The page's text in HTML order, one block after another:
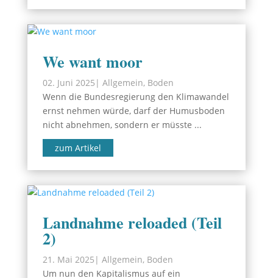
We want moor
02. Juni 2025 | Allgemein, Boden
Wenn die Bundesregierung den Klimawandel
ernst nehmen würde, darf der Humusboden
nicht abnehmen, sondern er müsste ...
zum Artikel
Landnahme reloaded (Teil
2)
21. Mai 2025 | Allgemein, Boden
Um nun den Kapitalismus auf ein